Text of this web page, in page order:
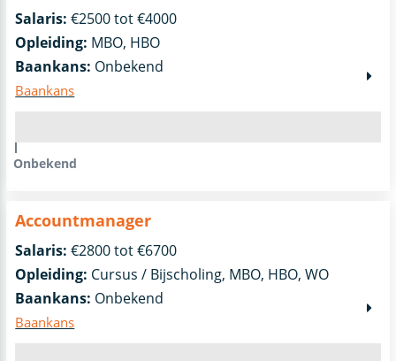
Salaris: €2500 tot €4000
Opleiding: MBO, HBO
Baankans: Onbekend
Baankans
Onbekend
Accountmanager
Salaris: €2800 tot €6700
Opleiding: Cursus / Bijscholing, MBO, HBO, WO
Baankans: Onbekend
Baankans